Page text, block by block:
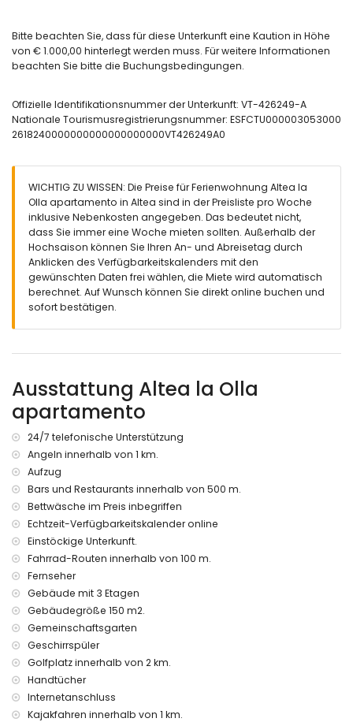
Schlafzimmer und Badezimmer
Schlafzimmer mit Schlafsofa (200 x 140 cm) und Ventilator
Schlafzimmer mit Doppelbett und Ventilator
Badezimmer mit Einzelwaschbecken, Badewanne und
Toilette
Haartrockner
Außenbereich der Wohnung
Gemeinschaftlicher Pool mit den Maßen 12 m x 7 m und 2 m
Tiefe
Gemeinschaftlicher Garten mit Rasenfläche
Außensitzbereich und Essbereich im Freien
Privater überdachter Parkplatz
Weitere Informationen
nächster Fluss oder Ufer: Strand von La Olla (innerhalb von
nächster Strand innerhalb von 200 Metern von der
Wohnung
nächster Hafen: Puerto Senso (innerhalb von 2 Kilometern
nächster Flughafen: Alicante (innerhalb von 100 Kilometern
von der Wohnung)
zweiter nächster Flughafen: Valencia (über 100 Kilometer)
nahe öffentliche Verkehrsmittel: Zug innerhalb von 1000
Metern
Rauchen nicht erlaubt
Haustiere sind nicht erlaubt
Das Gebäude, in dem sich die Unterkunft befindet, verfügt
über einen Aufzug.
Die Unterkunft eignet sich sehr gut für Familien mit Kindern.
Ausstattung und Dienstleistungen, die im Mietpreis der
Wohnung enthalten sind
Internet (WiFi)
Staubsauger sowie Bügeleisen und Bügelbrett
Bettwäsche und Handtücher
Rezeptionsservice und 24-Stunden-Notdienst
Ausstattung und Dienstleistungen gegen Aufpreis
Bitte beachten Sie, dass für diese Unterkunft eine Kaution in Höhe
von € 1.000,00 hinterlegt werden muss. Für weitere Informationen
beachten Sie bitte die Buchungsbedingungen.
Offizielle Identifikationsnummer der Unterkunft: VT-426249-A
Nationale Tourismusregistrierungsnummer: ESFCTU000003053000
2618240000000000000000000VT426249A0
WICHTIG ZU WISSEN: Die Preise für Ferienwohnung Altea la
Olla apartamento in Altea sind in der Preisliste pro Woche
inklusive Nebenkosten angegeben. Das bedeutet nicht,
dass Sie immer eine Woche mieten sollten. Außerhalb der
Hochsaison können Sie Ihren An- und Abreisetag durch
Anklicken des Verfügbarkeitskalenders mit den
gewünschten Daten frei wählen, die Miete wird automatisch
berechnet. Auf Wunsch können Sie direkt online buchen und
sofort bestätigen.
Ausstattung Altea la Olla
apartamento
24/7 telefonische Unterstützung
Angeln innerhalb von 1 km.
Aufzug
Bars und Restaurants innerhalb von 500 m.
Bettwäsche im Preis inbegriffen
Echtzeit-Verfügbarkeitskalender online
Einstöckige Unterkunft.
Fahrrad-Routen innerhalb von 100 m.
Fernseher
Gebäude mit 3 Etagen
Gebäudegröße 150 m2.
Gemeinschaftsgarten
Geschirrspüler
Golfplatz innerhalb von 2 km.
Handtücher
Internetanschluss
Kajakfahren innerhalb von 1 km.